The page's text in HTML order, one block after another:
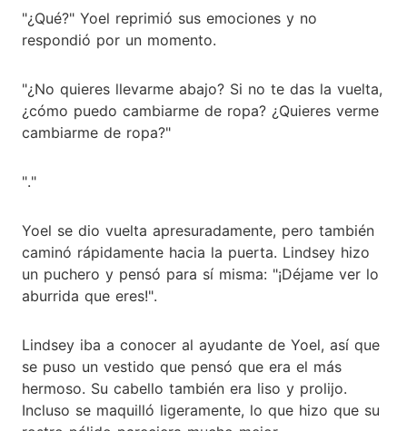
"¿Qué?" Yoel reprimió sus emociones y no
respondió por un momento.
"¿No quieres llevarme abajo? Si no te das la vuelta,
¿cómo puedo cambiarme de ropa? ¿Quieres verme
cambiarme de ropa?"
"."
Yoel se dio vuelta apresuradamente, pero también
caminó rápidamente hacia la puerta. Lindsey hizo
un puchero y pensó para sí misma: "¡Déjame ver lo
aburrida que eres!".
Lindsey iba a conocer al ayudante de Yoel, así que
se puso un vestido que pensó que era el más
hermoso. Su cabello también era liso y prolijo.
Incluso se maquilló ligeramente, lo que hizo que su